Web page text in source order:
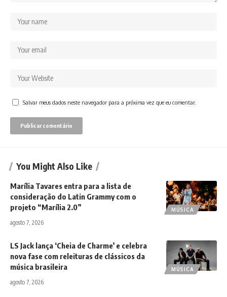
Salvar meus dados neste navegador para a próxima vez que eu comentar.
You Might Also Like
MÚSICA
Marília Tavares entra para a lista de
consideração do Latin Grammy com o
projeto “Marília 2.0”
agosto 7, 2026
MÚSICA
LS Jack lança ‘Cheia de Charme’ e celebra
nova fase com releituras de clássicos da
música brasileira
agosto 7, 2026